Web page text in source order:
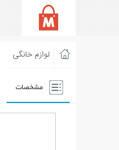
لوازم خانگی
مشخصات